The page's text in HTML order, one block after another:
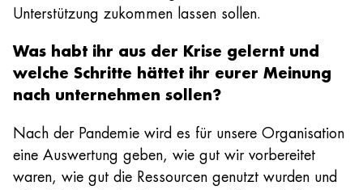
Unterstützung zukommen lassen sollen.
Was habt ihr aus der Krise gelernt und
welche Schritte hättet ihr eurer Meinung
nach unternehmen sollen?
Nach der Pandemie wird es für unsere Organisation
eine Auswertung geben, wie gut wir vorbereitet
waren, wie gut die Ressourcen genutzt wurden und